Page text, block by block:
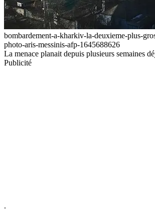
bombardement-a-kharkiv-la-deuxieme-plus-
photo-aris-messinis-afp-1645688626
La menace planait depuis plusieurs semaines
Publicité
.